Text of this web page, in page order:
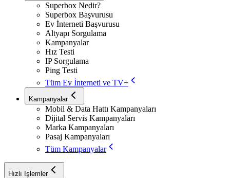
Superbox Nedir?
Superbox Başvurusu
Ev İnterneti Başvurusu
Altyapı Sorgulama
Kampanyalar
Hız Testi
IP Sorgulama
Ping Testi
Tüm Ev İnterneti ve TV+
Kampanyalar
Mobil & Data Hattı Kampanyaları
Dijital Servis Kampanyaları
Marka Kampanyaları
Pasaj Kampanyaları
Tüm Kampanyalar
Hızlı İşlemler